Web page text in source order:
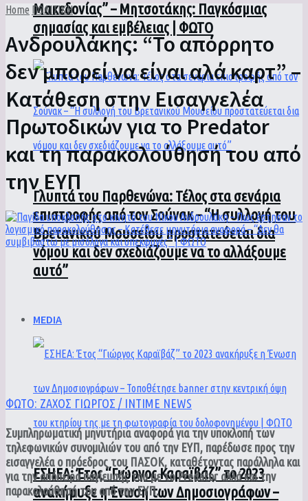
Μακεδονίας” – Μητσοτάκης: Παγκόσμιας
σημασίας και εμβέλειας | ΦΩΤΟ
Γλυπτά του Παρθενώνα: Τέλος στα σενάρια
επιστροφής από τον Σούνακ – “Η συλλογή του
Βρετανικού Μουσείου προστατεύεται δια
νόμου και δεν σχεδιάζουμε να το αλλάξουμε
αυτό”
MEDIA
ΕΣΗΕΑ: Έτος “Γιώργος Καραϊβάζ” το 2023
ανακήρυξε η Ένωση των Δημοσιογράφων –
Home ΠΟΛΙΤΙΚΗ
Ανδρουλάκης: “Το απόρρητο
δεν μπορεί να είναι αλά καρτ” –
Κατάθεση στην Εισαγγελέα
Πρωτοδικών για το Predator
και τη παρακολούθησή του από
την ΕΥΠ
ΦΩΤΟ: ΖΑΧΟΣ ΓΙΩΡΓΟΣ / INTIME NEWS
Συμπληρωματική μηνυτήρια αναφορά για την υποκλοπή των
τηλεφωνικών συνομιλιών του από την ΕΥΠ, παρέδωσε προς την
εισαγγελέα ο πρόεδρος του ΠΑΣΟΚ, καταθέτοντας παράλληλα και
για την απόπειρα παγίευσής του με το Predator αλλά και την
παρακολούθησή του από την ΕΥΠ.